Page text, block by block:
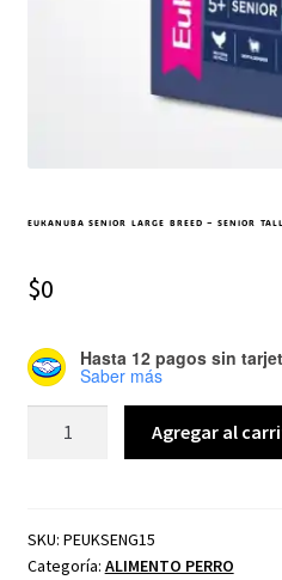
EUKANUBA SENIOR LARGE BREED – SENIOR
$0
Hasta 12 pagos sin
Saber más
Agregar al
SKU: PEUKSENG15
Categoría: ALIMENTO PERRO